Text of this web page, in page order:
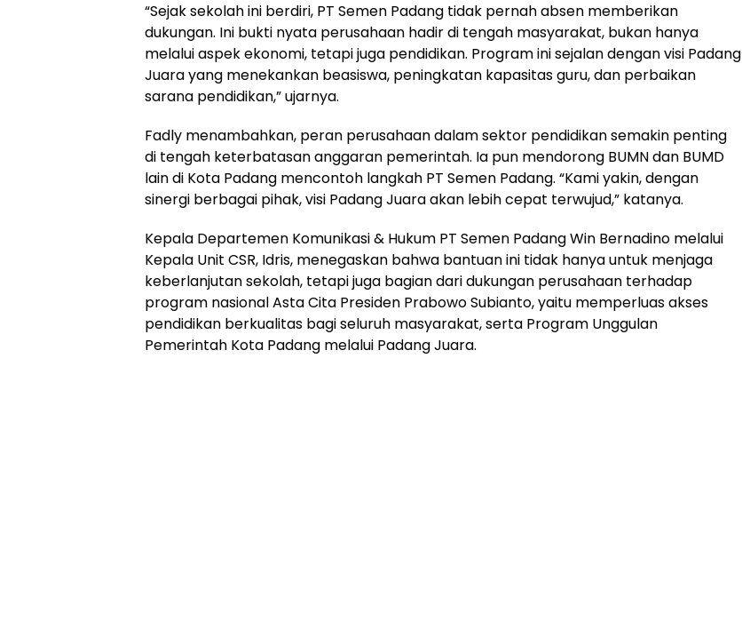
“Sejak sekolah ini berdiri, PT Semen Padang tidak pernah absen memberikan
dukungan. Ini bukti nyata perusahaan hadir di tengah masyarakat, bukan hanya
melalui aspek ekonomi, tetapi juga pendidikan. Program ini sejalan dengan visi Padang
Juara yang menekankan beasiswa, peningkatan kapasitas guru, dan perbaikan
sarana pendidikan,” ujarnya.
Fadly menambahkan, peran perusahaan dalam sektor pendidikan semakin penting
di tengah keterbatasan anggaran pemerintah. Ia pun mendorong BUMN dan BUMD
lain di Kota Padang mencontoh langkah PT Semen Padang. “Kami yakin, dengan
sinergi berbagai pihak, visi Padang Juara akan lebih cepat terwujud,” katanya.
Kepala Departemen Komunikasi & Hukum PT Semen Padang Win Bernadino melalui
Kepala Unit CSR, Idris, menegaskan bahwa bantuan ini tidak hanya untuk menjaga
keberlanjutan sekolah, tetapi juga bagian dari dukungan perusahaan terhadap
program nasional Asta Cita Presiden Prabowo Subianto, yaitu memperluas akses
pendidikan berkualitas bagi seluruh masyarakat, serta Program Unggulan
Pemerintah Kota Padang melalui Padang Juara.